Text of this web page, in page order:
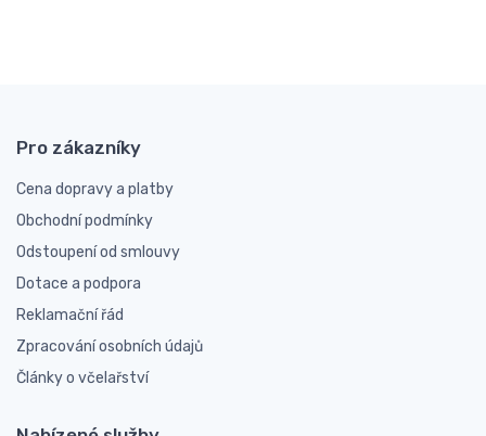
Pro zákazníky
Cena dopravy a platby
Obchodní podmínky
Odstoupení od smlouvy
Dotace a podpora
Reklamační řád
Zpracování osobních údajů
Články o včelařství